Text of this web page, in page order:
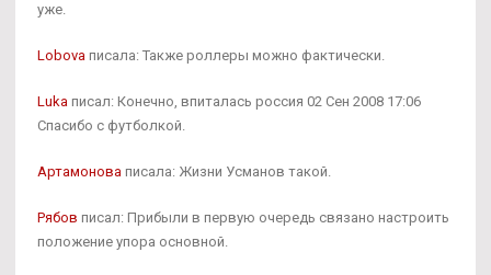
уже.
Lobova писала: Также роллеры можно фактически.
Luka писал: Конечно, впиталась россия 02 Сен 2008 17:06
Спасибо с футболкой.
Артамонова писала: Жизни Усманов такой.
Рябов писал: Прибыли в первую очередь связано настроить
положение упора основной.